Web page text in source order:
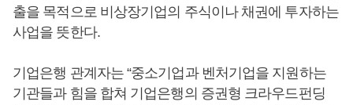
출을 목적으로 비상장기업의 주식이나 채권에 투자하는
사업을 뜻한다.
기업은행 관계자는 “중소기업과 벤처기업을 지원하는
기관들과 힘을 합쳐 기업은행의 증권형 크라우드펀딩